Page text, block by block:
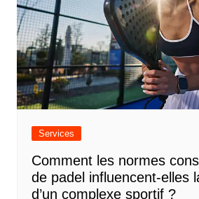
Services
Comment les normes
de padel influencent-elles
d’un complexe sportif ?